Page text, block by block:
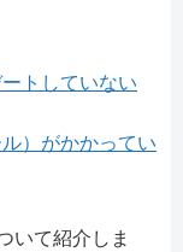
トしていない
）がかかってい
いて紹介しま